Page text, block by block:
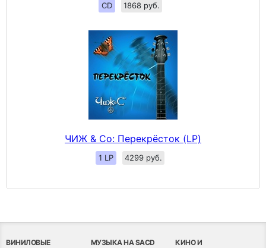
CD 1868 руб.
ЧИЖ & Сo: Перекрёсток (LP)
1 LP 4299 руб.
ВИНИЛОВЫЕ
МУЗЫКА НА SACD
КИНО И